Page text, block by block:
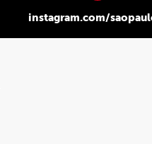
instagram.com/